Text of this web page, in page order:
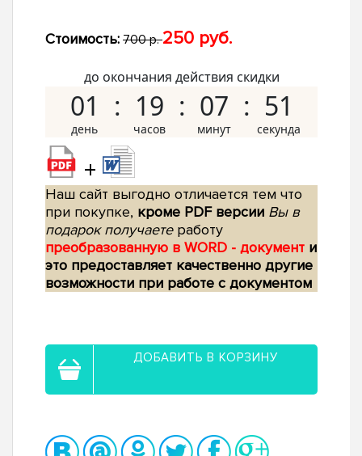
Стоимость: 700 р.250 руб.
до окончания действия скидки
01 19 07 50
+
Наш сайт выгодно отличается тем что
при покупке, кроме PDF версии Вы в
подарок получаетеработу
преобразованную в WORD - документ и
это предоставляет качественно другие
возможности при работе с документом
ДОБАВИТЬ В КОРЗИНУ